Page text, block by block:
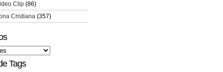
Clip (86)
Cristiana (357)
Tags